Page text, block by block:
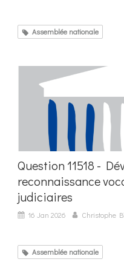
Assemblée nationale
Question 11518 -
reconnaissance
judiciaires
16 Jan 2026 Christophe
Assemblée nationale